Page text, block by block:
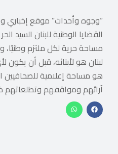
“وجوه وأحداث” موقع إخباري
القضايا الوطنية للبنان السيد
مساحة حرية لكل ملتزم وطنيًا،
لبنان هو لأبنائه، قبل أن
هو مساحة إعلامية للصحافيين
آرائهم ومواقفهم وتطلعاتهم